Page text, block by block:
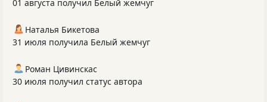
01 августа получил Белый жемчуг
Наталья Бикетова
31 июля получила Белый жемчуг
Роман Цивинскас
30 июля получил статус автора